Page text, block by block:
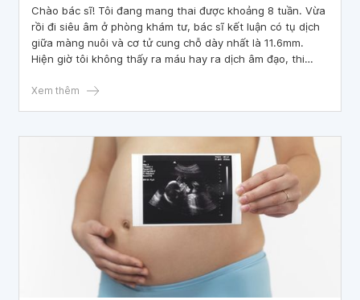
Chào bác sĩ! Tôi đang mang thai được khoảng 8 tuần. Vừa
rồi đi siêu âm ở phòng khám tư, bác sĩ kết luận có tụ dịch
giữa màng nuôi và cơ tử cung chỗ dày nhất là 11.6mm.
Hiện giờ tôi không thấy ra máu hay ra dịch âm đạo, thi
trong thời gian ngắn. Bác sĩ siêu âm khuyên hạn chế đi lại
Xem thêm